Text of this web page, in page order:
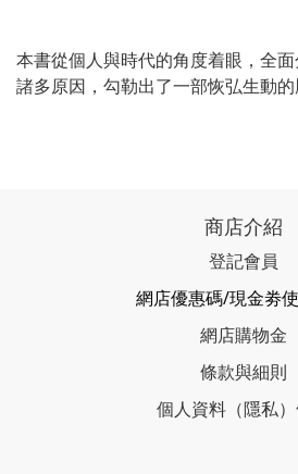
本書從個人與時代的角度着眼，全
諸多原因，勾勒出了一部恢弘生動的
商店介紹
登記會員
網店優惠碼/現金劵
網店購物金
條款與細則
個人資料（隱私